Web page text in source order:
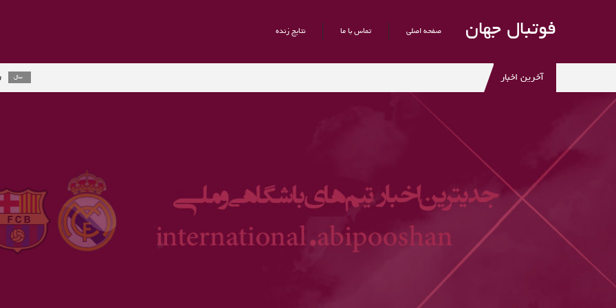
فوتبال جهان صفحه اصلی تماس با ما نتایج زنده
آخرین اخبار راموس به
ارلینگ هالند